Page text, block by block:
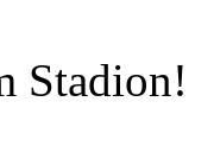
Stadion!